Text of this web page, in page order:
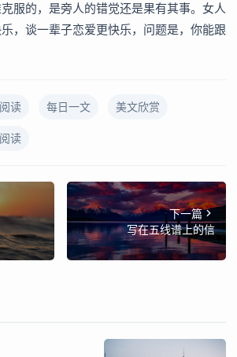
服的，是旁人的错觉还是果有其事。女人
，谈一辈子恋爱更快乐，问题是，你能跟
读 每日一文 美文欣赏
读
下一篇
写在五线谱上的信